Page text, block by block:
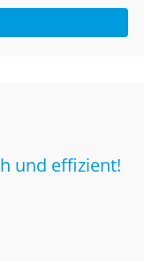
und effizient!